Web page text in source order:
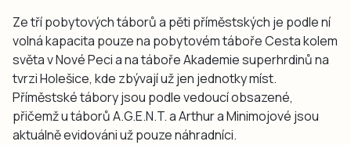
Ze tří pobytových táborů a pěti příměstských je podle ní
volná kapacita pouze na pobytovém táboře Cesta kolem
světa v Nové Peci a na táboře Akademie superhrdinů na
tvrzi Holešice, kde zbývají už jen jednotky míst.
Příměstské tábory jsou podle vedoucí obsazené,
přičemž u táborů A.G.E.N.T. a Arthur a Minimojové jsou
aktuálně evidováni už pouze náhradníci.